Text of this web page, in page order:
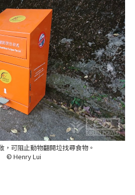
，可阻止動物翻開垃找尋食物。
© Henry Lui